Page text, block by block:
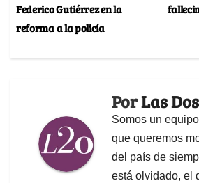
Federico Gutiérrez en la
reforma a la policía
PorLas
Somos un
que queremos
del país de
está olvidado, el